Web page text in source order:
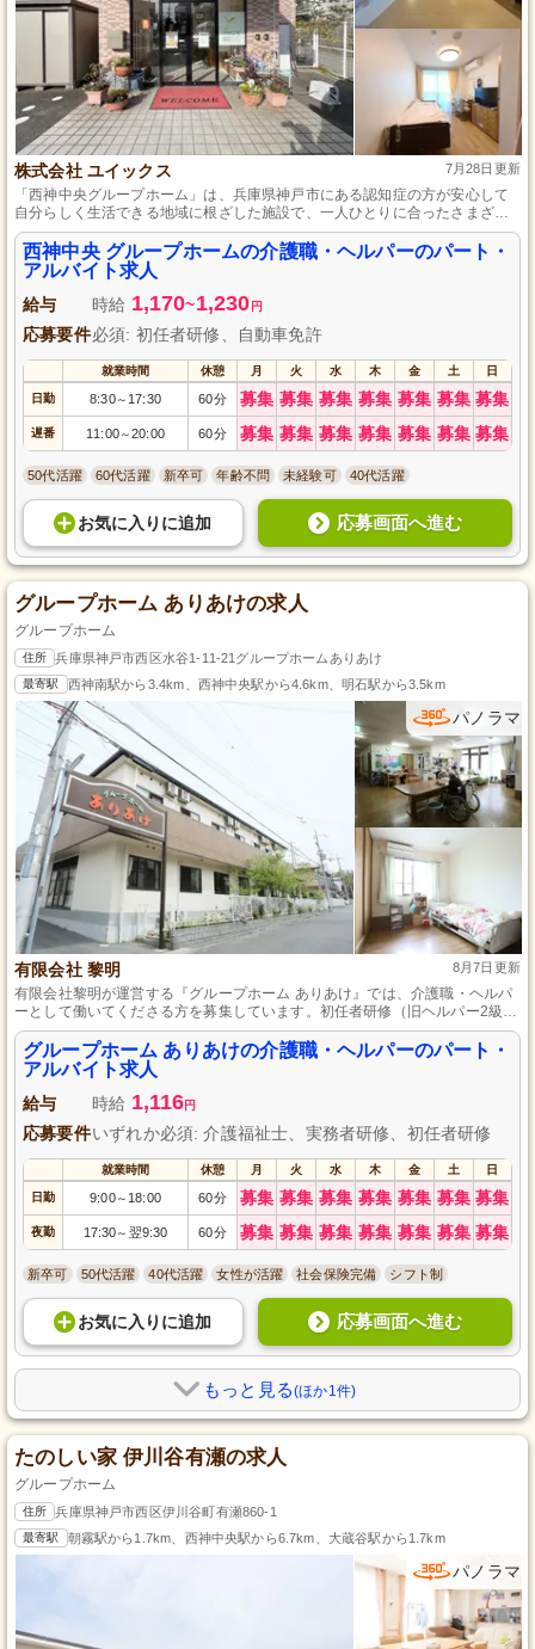
株式会社 ユイックス 7月28日更新
「西神中央グループホーム」は、兵庫県神戸市にある認知症の方が安心して
自分らしく生活できる地域に根ざした施設で、一人ひとりに合ったさまざま
なサービスを提供しています。
西神中央 グループホームの介護職・ヘルパーのパート・
アルバイト求人
給与 時給 1,170~1,230 円
応募要件必須: 初任者研修、自動車免許
就業時間 休憩 月 火 水 木 金 土 日
日勤 8:30～ 17:30 60分 募集 募集 募集 募集 募集 募集 募集
遅番 11:00～20:00 60分 募集 募集 募集 募集 募集 募集 募集
50代活躍 60代活躍 新卒可 年齢不問 未経験可 40代活躍
お気に入り に追加 応募画面へ進む
グループホーム ありあけの求人
グループホーム
住所 兵庫県神戸市西区水谷1-11-21グループホームありあけ
最寄駅 西神南駅から3.4km、西神中央駅から4.6km、明石駅から3.5km
パノラマ
有限会社 黎明 8月7日更新
有限会社黎明が運営する『グループホーム ありあけ』では、介護職・ヘルパ
ーとして働いてくださる方を募集しています。初任者研修（旧ヘルパー2級）
の資格をお持ちであれば、経験は問いません。パート・アルバイトという柔
軟な雇用形態で、家庭と両立しやすい職場です。温かいチームの一員とし
て、安心・安全な介護を提供しませんか？ご応募お待ちしております。
グループホーム ありあけの介護職・ヘルパーのパート・
アルバイト求人
給与 時給 1,116円
応募要件いずれか必須: 介護福祉士、実務者研修、初任者研修
就業時間 休憩 月 火 水 木 金 土 日
日勤 9:00～ 18:00 60分 募集 募集 募集 募集 募集 募集 募集
夜勤 17:30～ 翌9:30 60分 募集 募集 募集 募集 募集 募集 募集
新卒可 50代活躍 40代活躍 女性が活躍 社会保険完備 シフト制
お気に入り に追加 応募画面へ進む
もっと見る(ほか1件)
たのしい家 伊川谷有瀬の求人
グループホーム
住所 兵庫県神戸市西区伊川谷町有瀬860-1
最寄駅 朝霧駅から1.7km、西神中央駅から6.7km、大蔵谷駅から1.7km
パノラマ